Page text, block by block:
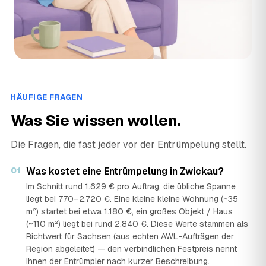
VZ
Flurstraße abs, 08056 Zwickau · ★ 3,7 (66)
HÄUFIGE FRAGEN
Was Sie wissen wollen.
Die Fragen, die fast jeder vor der Entrümpelung stellt.
01 Was kostet eine Entrümpelung in Zwickau?
Im Schnitt rund 1.629 € pro Auftrag, die übliche Spanne
liegt bei 770–2.720 €. Eine kleine kleine Wohnung (~35
m²) startet bei etwa 1.180 €, ein großes Objekt / Haus
(~110 m²) liegt bei rund 2.840 €. Diese Werte stammen als
Richtwert für Sachsen (aus echten AWL-Aufträgen der
Region abgeleitet) — den verbindlichen Festpreis nennt
Ihnen der Entrümpler nach kurzer Beschreibung.